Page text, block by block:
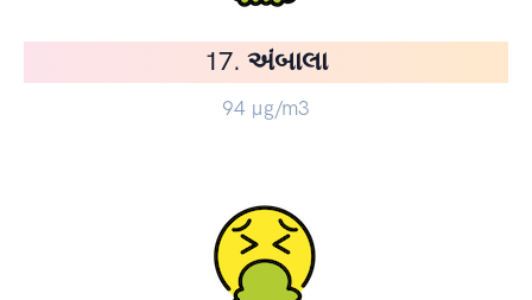
17. અંબાલા
94 µg/m3